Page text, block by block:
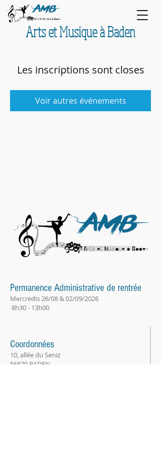
Arts et Musique à Baden
Les inscriptions sont closes
Voir autres événements
Permanence Administrative de rentrée
Mercredis 26/08 & 02/09/2026
8h30 - 13h00
Coordonnées
10, allée du Seniz
56870 BADEN